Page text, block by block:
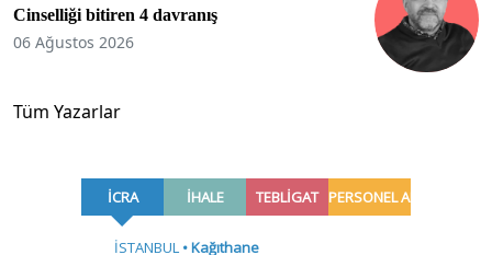
Cinselliği bitiren 4 davranış
06 Ağustos 2026
Tüm Yazarlar